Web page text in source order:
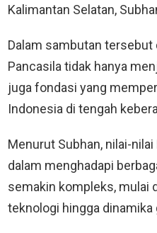
Kalimantan Selatan,
Dalam sambutan tersebut
Pancasila tidak hanya
juga fondasi yang
Indonesia di tengah
Menurut Subhan, nilai-
dalam menghadapi
semakin kompleks, mulai
teknologi hingga